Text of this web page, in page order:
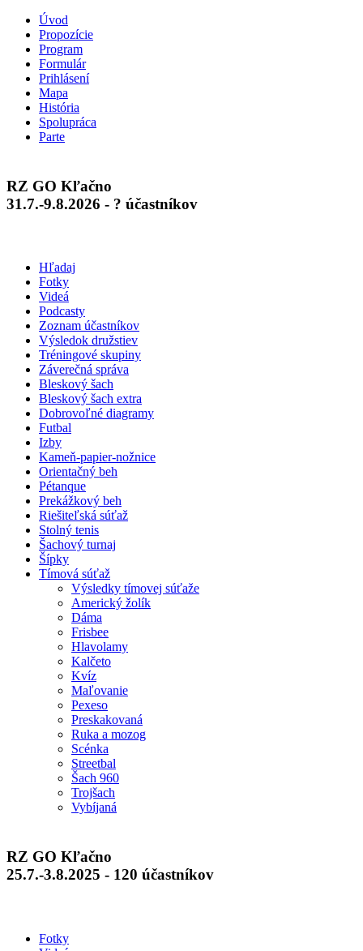
Úvod
Propozície
Program
Formulár
Prihlásení
Mapa
História
Spolupráca
Parte
RZ GO Kľačno
31.7.-9.8.2026 - ? účastníkov
Hľadaj
Fotky
Videá
Podcasty
Zoznam účastníkov
Výsledok družstiev
Tréningové skupiny
Záverečná správa
Bleskový šach
Bleskový šach extra
Dobrovoľné diagramy
Futbal
Izby
Kameň-papier-nožnice
Orientačný beh
Pétanque
Prekážkový beh
Riešiteľská súťaž
Stolný tenis
Šachový turnaj
Šípky
Tímová súťaž
Výsledky tímovej súťaže
Americký žolík
Dáma
Frisbee
Hlavolamy
Kalčeto
Kvíz
Maľovanie
Pexeso
Preskakovaná
Ruka a mozog
Scénka
Streetbal
Šach 960
Trojšach
Vybíjaná
RZ GO Kľačno
25.7.-3.8.2025 - 120 účastníkov
Fotky